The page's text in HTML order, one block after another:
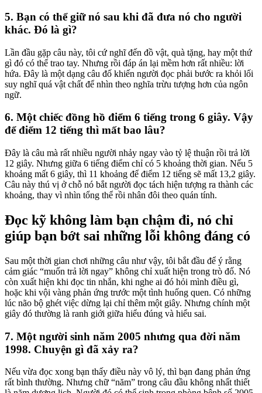
5. Bạn có thể giữ nó sau khi đã đưa nó cho người
khác. Đó là gì?
Lần đầu gặp câu này, tôi cứ nghĩ đến đồ vật, quà tặng, hay một thứ
gì đó có thể trao tay. Nhưng rồi đáp án lại mềm hơn rất nhiều: lời
hứa. Đây là một dạng câu đố khiến người đọc phải bước ra khỏi lối
suy nghĩ quá vật chất để nhìn theo nghĩa trừu tượng hơn của ngôn
ngữ.
6. Một chiếc đồng hồ điểm 6 tiếng trong 6 giây. Vậy
để điểm 12 tiếng thì mất bao lâu?
Đây là câu mà rất nhiều người nhảy ngay vào tỷ lệ thuận rồi trả lời
12 giây. Nhưng giữa 6 tiếng điểm chỉ có 5 khoảng thời gian. Nếu 5
khoảng mất 6 giây, thì 11 khoảng để điểm 12 tiếng sẽ mất 13,2 giây.
Câu này thú vị ở chỗ nó bắt người đọc tách hiện tượng ra thành các
khoảng, thay vì nhìn tổng thể rồi nhân đôi theo quán tính.
Đọc kỹ không làm bạn chậm đi, nó chỉ
giúp bạn bớt sai những lỗi không đáng có
Sau một thời gian chơi những câu như vậy, tôi bắt đầu để ý rằng
cảm giác “muốn trả lời ngay” không chỉ xuất hiện trong trò đố. Nó
còn xuất hiện khi đọc tin nhắn, khi nghe ai đó hỏi mình điều gì,
hoặc khi vội vàng phản ứng trước một tình huống quen. Có những
lúc não bộ ghét việc dừng lại chỉ thêm một giây. Nhưng chính một
giây đó thường là ranh giới giữa hiểu đúng và hiểu sai.
7. Một người sinh năm 2005 nhưng qua đời năm
1998. Chuyện gì đã xảy ra?
Nếu vừa đọc xong bạn thấy điều này vô lý, thì bạn đang phản ứng
rất bình thường. Nhưng chữ “năm” trong câu đầu không nhất thiết